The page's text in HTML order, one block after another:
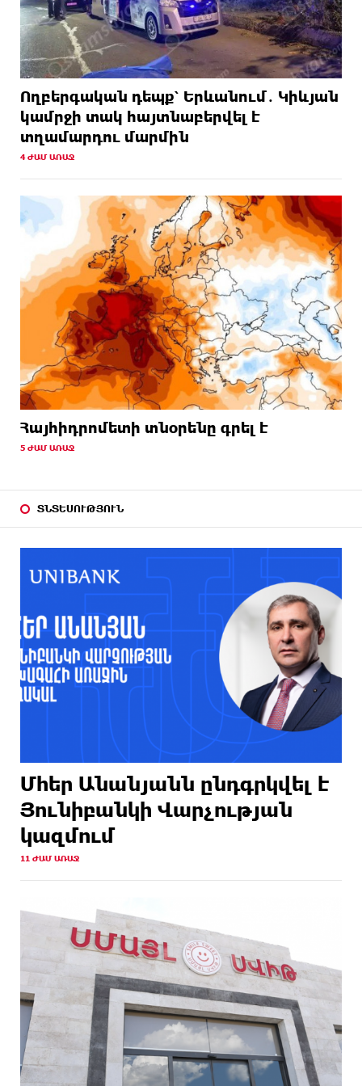
Ողբերգական դեպք՝ Երևանում․ Կիևյան
կամրջի տակ հայտնաբերվել է
տղամարդու մարմին
4 ԺԱՄ ԱՌԱՋ
Հայհիդրոմետի տնօրենը գրել է
5 ԺԱՄ ԱՌԱՋ
ՏՆՏԵՍՈՒԹՅՈՒՆ
Մհեր Անանյանն ընդգրկվել է
Յունիբանկի Վարչության
կազմում
11 ԺԱՄ ԱՌԱՋ